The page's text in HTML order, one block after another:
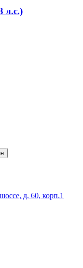
л.с.)
д. 60, корп.1